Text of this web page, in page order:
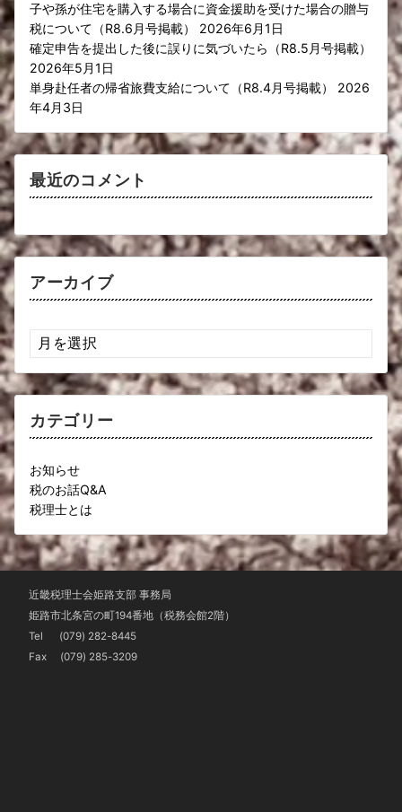
子や孫が住宅を購入する場合に資金援助を受けた場合の贈与
税について（R8.6月号掲載）
2026年6月1日
確定申告を提出した後に誤りに気づいたら（R8.5月号掲載）
2026年5月1日
単身赴任者の帰省旅費支給について（R8.4月号掲載）
2026
年4月3日
最近のコメント
アーカイブ
ア
ー
カ
イ
カテゴリー
お知らせ
税のお話Q&A
税理士とは
近畿税理士会姫路支部 事務局
姫路市北条宮の町194番地（税務会館2階）
Tel (079) 282-8445
Fax (079) 285-3209